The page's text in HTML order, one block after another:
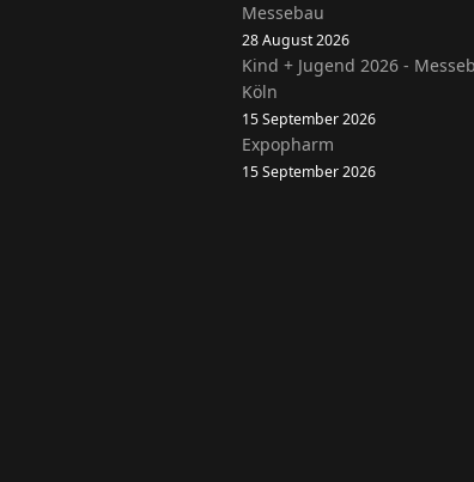
Messebau
28 August 2026
Kind + Jugend 2026 -
Köln
15 September 2026
Expopharm
15 September 2026